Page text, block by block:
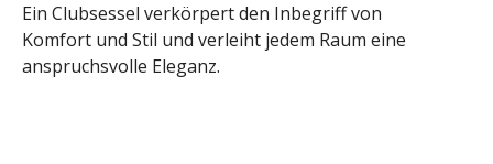
Ein Clubsessel verkörpert den Inbegriff von
Komfort und Stil und verleiht jedem Raum eine
anspruchsvolle Eleganz.